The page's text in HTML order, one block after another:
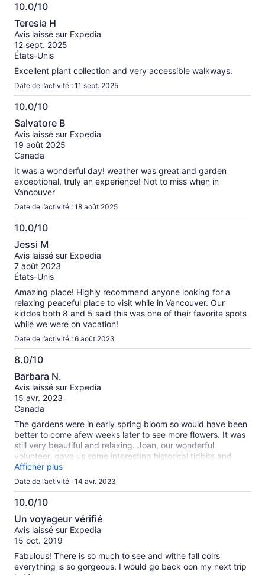
10.0/10
10.0
sur
10
Teresia H
Avis laissé sur Expedia
12 sept. 2025
États-Unis
Excellent plant collection and very accessible walkways.
Date de l’activité : 11 sept. 2025
10.0/10
10.0
sur
10
Salvatore B
Avis laissé sur Expedia
19 août 2025
Canada
It was a wonderful day! weather was great and garden
exceptional, truly an experience! Not to miss when in
Vancouver
Date de l’activité : 18 août 2025
10.0/10
10.0
sur
10
Jessi M
Avis laissé sur Expedia
7 août 2023
États-Unis
Amazing place! Highly recommend anyone looking for a
relaxing peaceful place to visit while in Vancouver. Our
kiddos both 8 and 5 said this was one of their favorite spots
while we were on vacation!
Date de l’activité : 6 août 2023
8.0/10
8.0
sur
10
Barbara N.
Avis laissé sur Expedia
15 avr. 2023
Canada
The gardens were in early spring bloom so would have been
better to come afew weeks later to see more flowers. It was
still very beautiful and relaxing. Joan, our wonderful
volunteer, gave us some interesting historical tidbits and
made it a must have stop.
Afficher plus
Date de l’activité : 14 avr. 2023
10.0/10
10.0
sur
10
Un voyageur vérifié
Avis laissé sur Expedia
15 oct. 2019
Fabulous! There is so much to see and withe fall colrs
everything is so gorgeous. I would go back oon my next trip